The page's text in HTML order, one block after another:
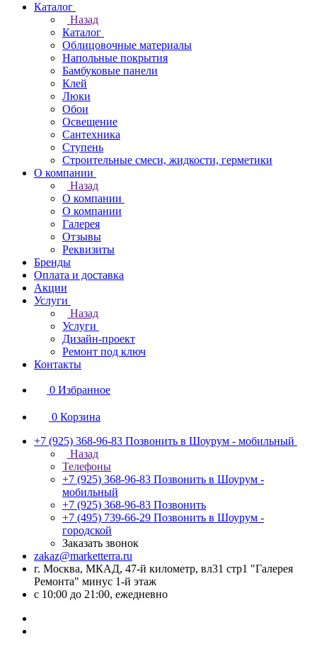
Каталог
Назад
Каталог
Облицовочные материалы
Напольные покрытия
Бамбуковые панели
Клей
Люки
Обои
Освещение
Сантехника
Ступень
Строительные смеси, жидкости, герметики
О компании
Назад
О компании
О компании
Галерея
Отзывы
Реквизиты
Бренды
Оплата и доставка
Акции
Услуги
Назад
Услуги
Дизайн-проект
Ремонт под ключ
Контакты
0 Избранное
0 Корзина
+7 (925) 368-96-83 Позвонить в Шоурум - мобильный
Назад
Телефоны
+7 (925) 368-96-83 Позвонить в Шоурум -
мобильный
+7 (925) 368-96-83 Позвонить
+7 (495) 739-66-29 Позвонить в Шоурум -
городской
Заказать звонок
zakaz@marketterra.ru
г. Москва, МКАД, 47-й километр, вл31 стр1 "Галерея
Ремонта" минус 1-й этаж
с 10:00 до 21:00, ежедневно